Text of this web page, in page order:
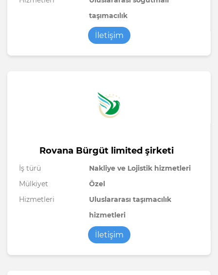
taşımacılık
İletişim
Rovana Bürgüt limited şirketi
İş türü
Nakliye ve Lojistik hizmetleri
Mülkiyet
Özel
Hizmetleri
Uluslararası taşımacılık
hizmetleri
İletişim